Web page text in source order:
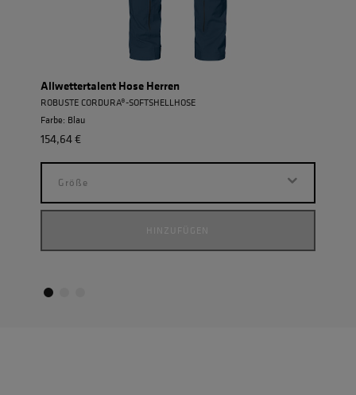
Allwettertalent Hose Herren
ROBUSTE CORDURA®-SOFTSHELLHOSE
Farbe: Blau
154,64 €
Größe
HINZUFÜGEN